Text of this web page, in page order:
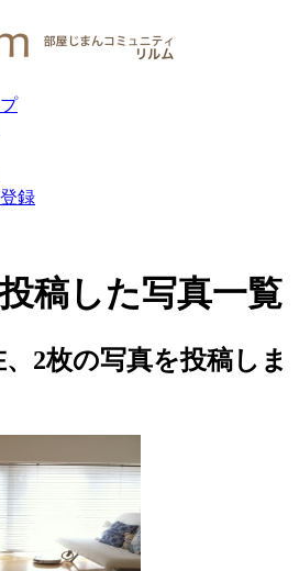
登録
稿した写真一覧
2枚の写真を投稿しま